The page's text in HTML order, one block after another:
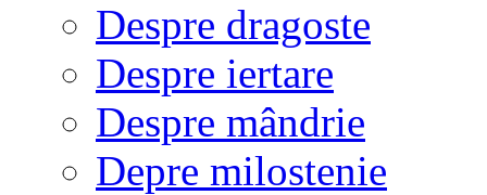
Despre dragoste
Despre iertare
Despre mândrie
Depre milostenie